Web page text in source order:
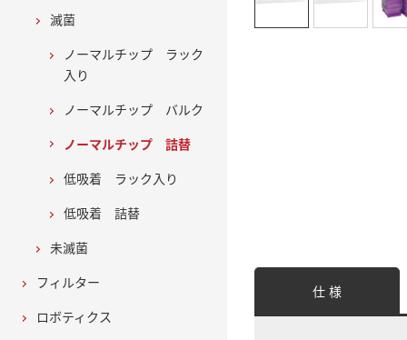
仕 様
滅菌
ノーマルチップ ラック
入り
ノーマルチップ バルク
ノーマルチップ 詰替
低吸着 ラック入り
低吸着 詰替
未滅菌
フィルター
ロボティクス